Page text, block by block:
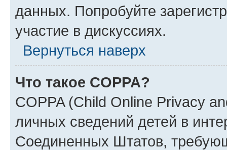
данных. Попробуйте
участие в дискуссиях.
Вернуться наверх
Что такое COPPA?
COPPA (Child Online Privacy
личных сведений детей в
Соединенных Штатов,